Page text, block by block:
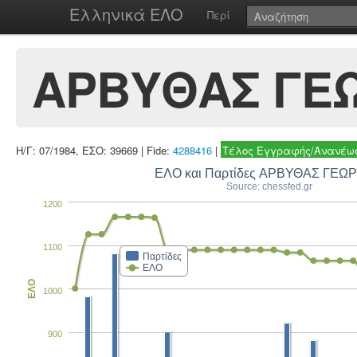
Ελληνικά ΕΛΟ Περί
ΑΡΒΥΘΑΣ
Η/Γ: 07/1984, ΕΣΟ: 39669 | Fide: 4288416 | Τέλος Εγγραφής/
ΕΛΟ και Παρτίδες ΑΡΒΥΘΑΣ
Source: chessfed.gr
Παρτίδες
ΕΛΟ
900
1000
1100
1200
ΕΛΟ